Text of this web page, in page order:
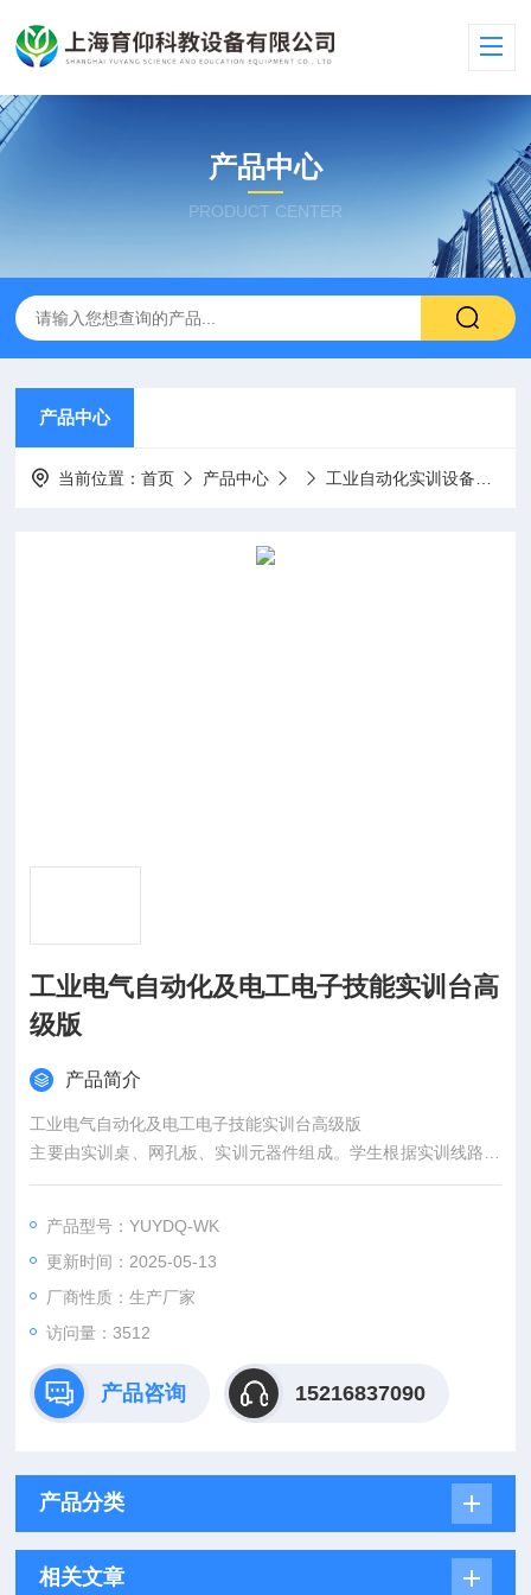
产品中心
PRODUCT CENTER
产品中心
当前位置：首页 产品中心 工业自动化实训设备
工业电气自动化及电工电子技能实训台高
级版
产品简介
工业电气自动化及电工电子技能实训台高级版
主要由实训桌、网孔板、实训元器件组成。学生根据实训线路进
行元器件的合理布局，安装、接线全部由学生自行完成，接近工
作、安装调试的综合实训，训练学生动手能力和实操技能。实训
项目可自行确定，根据所选的项目选择相应的元器件。
产品型号：YUYDQ-WK
更新时间：2025-05-13
厂商性质：生产厂家
访问量：3512
产品咨询 15216837090
产品分类
相关文章